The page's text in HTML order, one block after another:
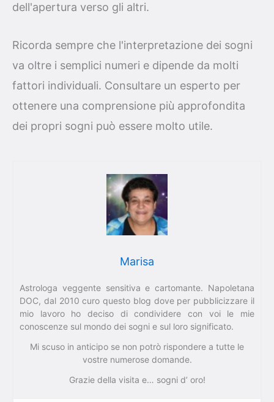
dell'apertura verso gli altri.
Ricorda sempre che l'interpretazione dei sogni
va oltre i semplici numeri e dipende da molti
fattori individuali. Consultare un esperto per
ottenere una comprensione più approfondita
dei propri sogni può essere molto utile.
Marisa
Astrologa veggente sensitiva e cartomante. Napoletana
DOC, dal 2010 curo questo blog dove per pubblicizzare il
mio lavoro ho deciso di condividere con voi le mie
conoscenze sul mondo dei sogni e sul loro significato.
Mi scuso in anticipo se non potrò rispondere a tutte le
vostre numerose domande.
Grazie della visita e… sogni d’ oro!